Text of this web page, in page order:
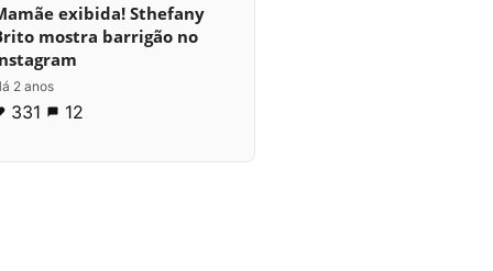
exibida! Sthefany
mostra barrigão no
2 anos
331 12